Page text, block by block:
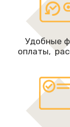
Удобные
оплаты,